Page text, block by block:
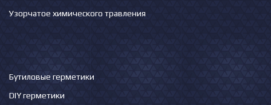
Узорчатое химического травления
Бутиловые герметики
DIY герметики